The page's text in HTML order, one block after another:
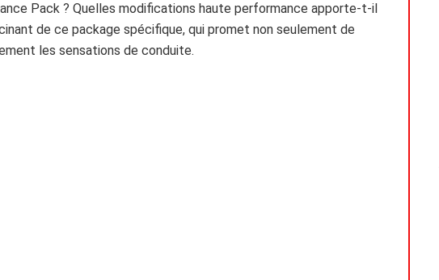
Pack ? Quelles modifications haute performance apporte-t-il
de ce package spécifique, qui promet non seulement de
les sensations de conduite.